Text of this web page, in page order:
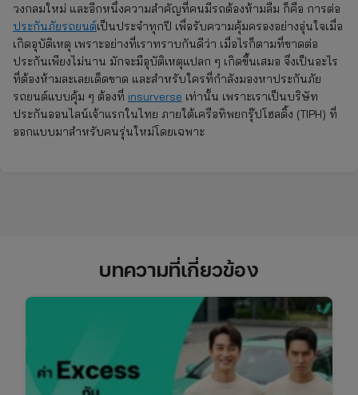
วงกลมใหม่ และอีกหนึ่งความสำคัญที่คนมีรถต้องห้ามลืม ก็คือ การต่อ
ประกันภัยรถยนต์เป็นประจำทุกปี เพื่อรับความคุ้มครองอย่างอุ่นใจเมื่อ
เกิดอุบัติเหตุ เพราะอย่างที่เราทราบกันดีว่า เมื่อไรก็ตามที่ขาดต่อ
ประกันเพียงไม่นาน มักจะมีอุบัติเหตุแปลก ๆ เกิดขึ้นเสมอ จึงเป็นอะไร
ที่ต้องห้ามละเลยเด็ดขาด และสำหรับใครที่กำลังมองหาประกันภัย
รถยนต์แบบคุ้ม ๆ ต้องที่ insurverse เท่านั้น เพราะเราเป็นบริษัท
ประกันออนไลน์เจ้าแรกในไทย ภายใต้เครือทิพยกรุ๊ปโฮลดิ้ง (TIPH) ที่
ออกแบบมาสำหรับคนรุ่นใหม่โดยเฉพาะ
บทความที่เกี่ยวข้อง